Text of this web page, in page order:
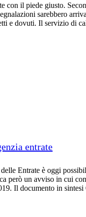
con il piede giusto.
sarebbero
e dovuti. Il servizio di
entrate
Entrate è oggi
però un avviso in cui
Il documento in